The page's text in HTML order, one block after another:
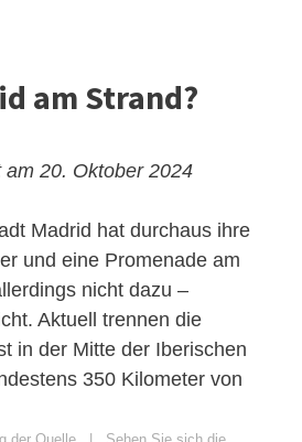
am Strand?
20. Oktober 2024
Madrid hat durchaus ihre
und eine Promenade am
nicht dazu –
Aktuell trennen die
in der Mitte der Iberischen
350 Kilometer von